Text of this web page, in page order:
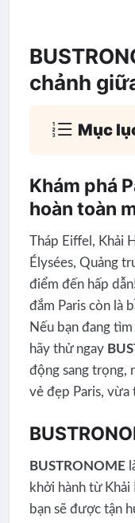
chảnh
Mục
Khám phá
hoàn toàn
Tháp Eiffel, Khải
Élysées, Quảng
điểm đến hấp
đắm Paris còn là
Nếu bạn đang
hãy thử ngay
động sang trọng,
vẻ đẹp Paris,
BUSTRONOME
khởi hành từ
bạn sẽ được tận